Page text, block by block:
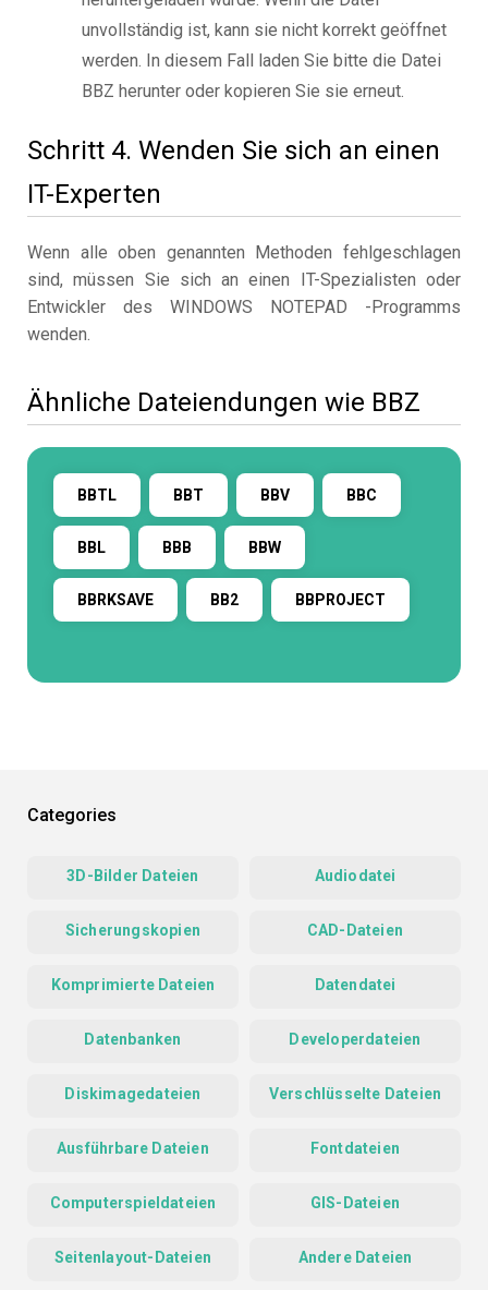
unvollständig ist, kann sie nicht korrekt geöffnet
werden. In diesem Fall laden Sie bitte die Datei
BBZ herunter oder kopieren Sie sie erneut.
Schritt 4. Wenden Sie sich an einen
IT-Experten
Wenn alle oben genannten Methoden fehlgeschlagen
sind, müssen Sie sich an einen IT-Spezialisten oder
Entwickler des WINDOWS NOTEPAD -Programms
wenden.
Ähnliche Dateiendungen wie BBZ
BBTL BBT BBV BBC
BBL BBB BBW
BBRKSAVE BB2 BBPROJECT
Categories
3D-Bilder Dateien Audiodatei
Sicherungskopien CAD-Dateien
Komprimierte Dateien Datendatei
Datenbanken Developerdateien
Diskimagedateien Verschlüsselte Dateien
Ausführbare Dateien Fontdateien
Computerspieldateien GIS-Dateien
Seitenlayout-Dateien Andere Dateien